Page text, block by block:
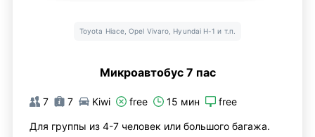
Toyota Hiace, Opel Vivaro, Hyundai H-1 и т.п.
Микроавтобус 7 пас
7 7 Kiwi free 15 мин free
Для группы из 4-7 человек или большого багажа.